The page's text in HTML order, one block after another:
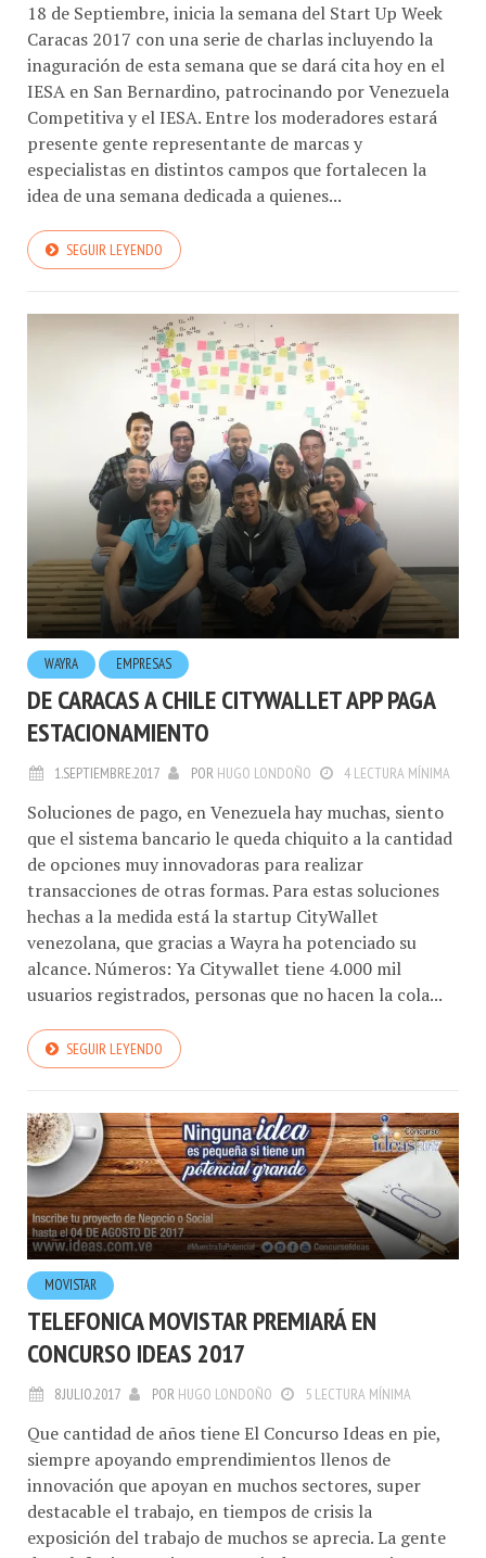
18 de Septiembre, inicia la semana del Start Up Week
Caracas 2017 con una serie de charlas incluyendo la
inaguración de esta semana que se dará cita hoy en el
IESA en San Bernardino, patrocinando por Venezuela
Competitiva y el IESA. Entre los moderadores estará
presente gente representante de marcas y
especialistas en distintos campos que fortalecen la
idea de una semana dedicada a quienes...
SEGUIR LEYENDO
WAYRA EMPRESAS
DE CARACAS A CHILE CITYWALLET APP PAGA
ESTACIONAMIENTO
1.SEPTIEMBRE.2017 POR HUGO LONDOÑO 4 LECTURA MÍNIMA
Soluciones de pago, en Venezuela hay muchas, siento
que el sistema bancario le queda chiquito a la cantidad
de opciones muy innovadoras para realizar
transacciones de otras formas. Para estas soluciones
hechas a la medida está la startup CityWallet
venezolana, que gracias a Wayra ha potenciado su
alcance. Números: Ya Citywallet tiene 4.000 mil
usuarios registrados, personas que no hacen la cola...
SEGUIR LEYENDO
MOVISTAR
TELEFONICA MOVISTAR PREMIARÁ EN
CONCURSO IDEAS 2017
8.JULIO.2017 POR HUGO LONDOÑO 5 LECTURA MÍNIMA
Que cantidad de años tiene El Concurso Ideas en pie,
siempre apoyando emprendimientos llenos de
innovación que apoyan en muchos sectores, super
destacable el trabajo, en tiempos de crisis la
exposición del trabajo de muchos se aprecia. La gente